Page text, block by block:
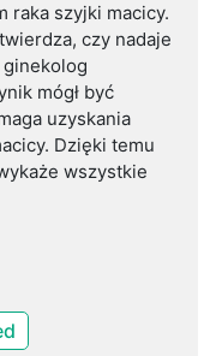
raka szyjki macicy.
czy nadaje
mógł być
uzyskania
Dzięki temu
wszystkie